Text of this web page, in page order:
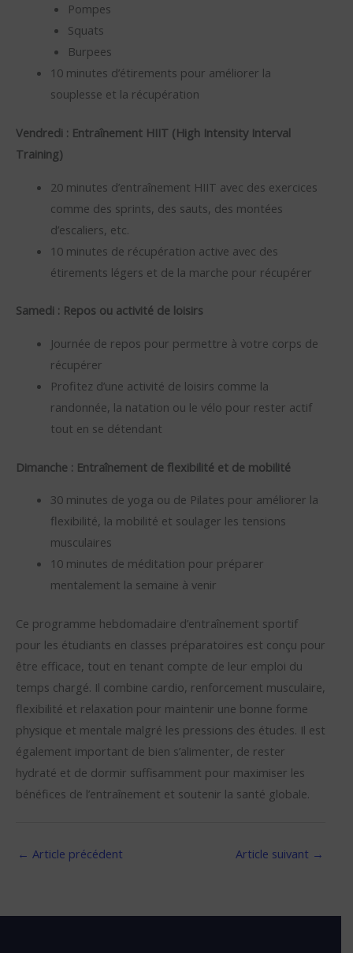
Pompes
Squats
Burpees
10 minutes d’étirements pour améliorer la
souplesse et la récupération
Vendredi : Entraînement HIIT (High Intensity Interval
Training)
20 minutes d’entraînement HIIT avec des exercices
comme des sprints, des sauts, des montées
d’escaliers, etc.
10 minutes de récupération active avec des
étirements légers et de la marche pour récupérer
Samedi : Repos ou activité de loisirs
Journée de repos pour permettre à votre corps de
récupérer
Profitez d’une activité de loisirs comme la
randonnée, la natation ou le vélo pour rester actif
tout en se détendant
Dimanche : Entraînement de flexibilité et de mobilité
30 minutes de yoga ou de Pilates pour améliorer la
flexibilité, la mobilité et soulager les tensions
musculaires
10 minutes de méditation pour préparer
mentalement la semaine à venir
Ce programme hebdomadaire d’entraînement sportif
pour les étudiants en classes préparatoires est conçu pour
être efficace, tout en tenant compte de leur emploi du
temps chargé. Il combine cardio, renforcement musculaire,
flexibilité et relaxation pour maintenir une bonne forme
physique et mentale malgré les pressions des études. Il est
également important de bien s’alimenter, de rester
hydraté et de dormir suffisamment pour maximiser les
bénéfices de l’entraînement et soutenir la santé globale.
← Article précédent Article suivant →